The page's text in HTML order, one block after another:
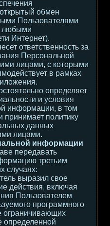
обмен
Пользователями
любыми
Интернет).
ответственность за
Персональной
лицами, с которыми
в рамках
определяет
и условия
информации, в том
принимает политику
данных
лицами.
информации
передавать
третьим
случаях:
выразил свое
действия, включая
Пользователем
программного
ограничивающих
определенной